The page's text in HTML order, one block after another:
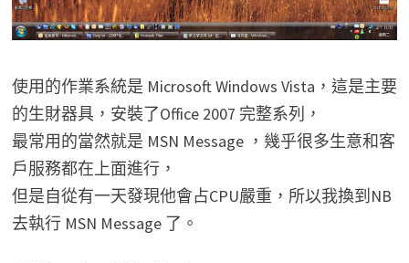
使用的作業系統是 Microsoft Windows Vista，這是主要
的生財器具，安裝了Office 2007 完整系列，
最常用的當然就是 MSN Message ，幾乎很多生意和客
戶服務都在上面進行，
但是自從有一天發現他會占CPU嚴重，所以我換到NB
去執行 MSN Message 了。